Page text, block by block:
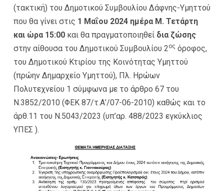
(τακτική) του Δημοτικού Συμβουλίου Δάφνης-Υμηττού
που θα γίνει στις 1 Μαΐου 2024 ημέρα Μ. Τετάρτη
και ώρα 15:00 και θα πραγματοποιηθεί δια ζώσης
στην αίθουσα του Δημοτικού Συμβουλίου 2ος όροφος,
του Δημοτικού Κτιρίου της Κοινότητας Υμηττού
(πρώην Δημαρχείο Υμηττού), Πλ. Ηρώων
Πολυτεχνείου 1 σύμφωνα με το άρθρο 67 του
Ν.3852/2010 (ΦΕΚ 87/τ.Α’/07-06-2010) καθώς και το
άρθ.11 του Ν.5043/2023 (υπ’αρ. 488/2023 εγκύκλιος
ΥΠΕΣ ).